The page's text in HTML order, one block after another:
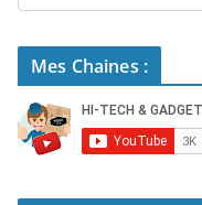
Mes Chaines :